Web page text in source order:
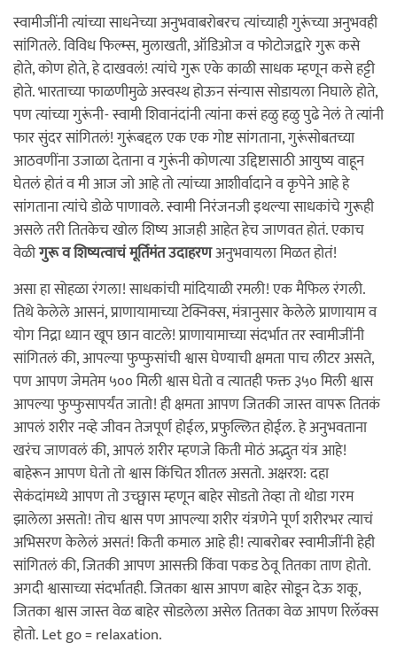
स्वामीजींनी त्यांच्या साधनेच्या अनुभवाबरोबरच त्यांच्याही गुरूंच्या अनुभवही
सांगितले. विविध फिल्म्स, मुलाखती, ऑडिओज व फोटोजद्वारे गुरू कसे
होते, कोण होते, हे दाखवलं! त्यांचे गुरू एके काळी साधक म्हणून कसे हट्टी
होते. भारताच्या फाळणीमुळे अस्वस्थ होऊन संन्यास सोडायला निघाले होते,
पण त्यांच्या गुरूंनी- स्वामी शिवानंदांनी त्यांना कसं हळु हळु पुढे नेलं ते त्यांनी
फार सुंदर सांगितलं! गुरूंबद्दल एक एक गोष्ट सांगताना, गुरूंसोबतच्या
आठवणींना उजाळा देताना व गुरूंनी कोणत्या उद्दिष्टासाठी आयुष्य वाहून
घेतलं होतं व मी आज जो आहे तो त्यांच्या आशीर्वादाने व कृपेने आहे हे
सांगताना त्यांचे डोळे पाणावले. स्वामी निरंजनजी इथल्या साधकांचे गुरूही
असले तरी तितकेच खोल शिष्य आजही आहेत हेच जाणवत होतं. एकाच
वेळीगुरू व शिष्यत्वाचं मूर्तिमंत उदाहरणअनुभवायला मिळत होतं!
असा हा सोहळा रंगला! साधकांची मांदियाळी रमली! एक मैफिल रंगली.
तिथे केलेले आसनं, प्राणायामाच्या टेक्निक्स, मंत्रानुसार केलेले प्राणायाम व
योग निद्रा ध्यान खूप छान वाटले! प्राणायामाच्या संदर्भात तर स्वामीजींनी
सांगितलं की, आपल्या फुप्फुसांची श्वास घेण्याची क्षमता पाच लीटर असते,
पण आपण जेमतेम ५०० मिली श्वास घेतो व त्यातही फक्त ३५० मिली श्वास
आपल्या फुप्फुसापर्यंत जातो! ही क्षमता आपण जितकी जास्त वापरू तितकं
आपलं शरीर नव्हे जीवन तेजपूर्ण होईल, प्रफुल्लित होईल. हे अनुभवताना
खरंच जाणवलं की, आपलं शरीर म्हणजे किती मोठं अद्भुत यंत्र आहे!
बाहेरून आपण घेतो तो श्वास किंचित शीतल असतो. अक्षरश: दहा
सेकंदांमध्ये आपण तो उच्छ्वास म्हणून बाहेर सोडतो तेव्हा तो थोडा गरम
झालेला असतो! तोच श्वास पण आपल्या शरीर यंत्रणेने पूर्ण शरीरभर त्याचं
अभिसरण केलेलं असतं! किती कमाल आहे ही! त्याबरोबर स्वामीजींनी हेही
सांगितलं की, जितकी आपण आसक्ती किंवा पकड ठेवू तितका ताण होतो.
अगदी श्वासाच्या संदर्भातही. जितका श्वास आपण बाहेर सोडून देऊ शकू,
जितका श्वास जास्त वेळ बाहेर सोडलेला असेल तितका वेळ आपण रिलॅक्स
होतो. Let go = relaxation.